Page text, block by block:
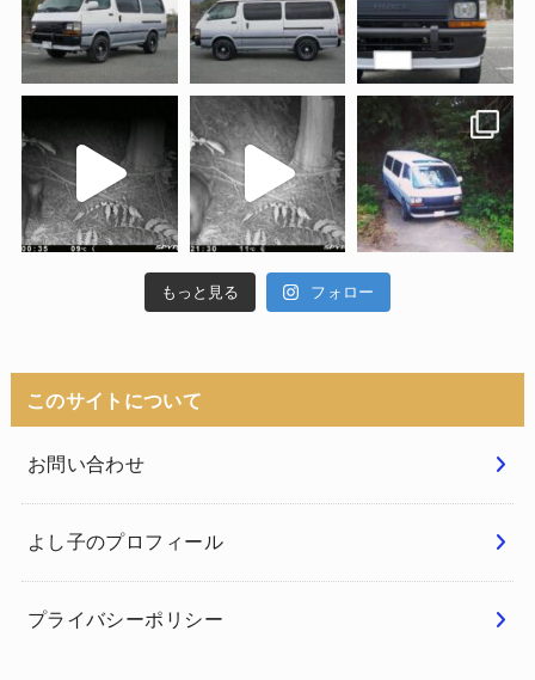
もっと見る フォロー
このサイトについて
お問い合わせ
よし子のプロフィール
プライバシーポリシー